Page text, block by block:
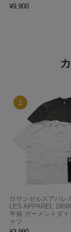
¥9,900
ロサンゼルスアパレ
LES APPAREL
半袖 ガーメントダ
ャツ